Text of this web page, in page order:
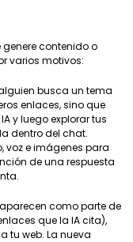
contenido o
varios motivos:
busca un tema
enlaces, sino que
y luego explorar tus
dentro del chat.
voz e imágenes para
de una respuesta
como parte de
que la IA cita),
tu web. La nueva